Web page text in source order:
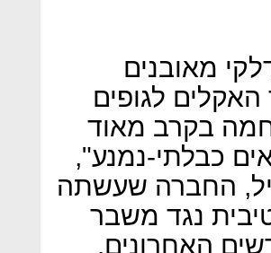
מאובנים
לגופים
בקרב מאוד
כבלתי-נמנע",
החברה שעשתה
נגד משבר
40% מערכה ב-18 החודשים האחרונים.